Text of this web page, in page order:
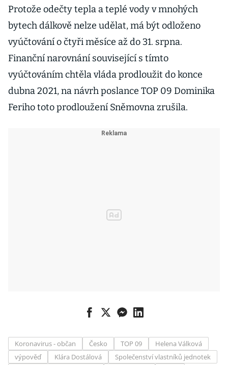
Protože odečty tepla a teplé vody v mnohých
bytech dálkově nelze udělat, má být odloženo
vyúčtování o čtyři měsíce až do 31. srpna.
Finanční narovnání související s tímto
vyúčtováním chtěla vláda prodloužit do konce
dubna 2021, na návrh poslance TOP 09 Dominika
Feriho toto prodloužení Sněmovna zrušila.
Koronavirus - občan Česko TOP 09
Helena Válková
výpověď
Klára Dostálová
Společenství vlastníků jednotek